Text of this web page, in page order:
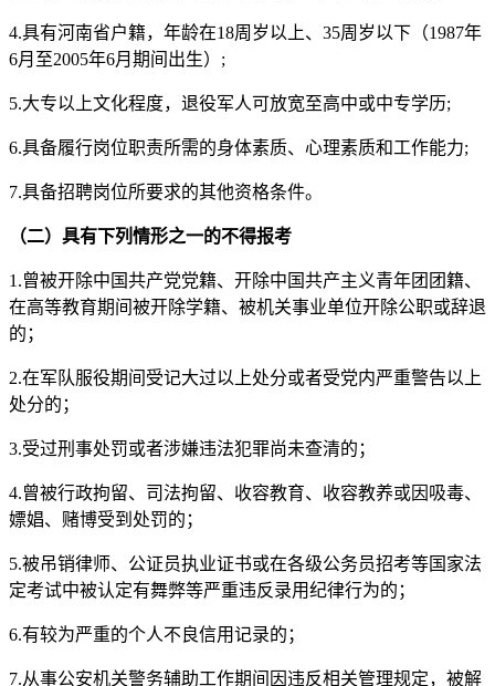
4.具有河南省户籍，年龄在18周岁以上、35周岁以下（1987年
6月至2005年6月期间出生）;
5.大专以上文化程度，退役军人可放宽至高中或中专学历;
6.具备履行岗位职责所需的身体素质、心理素质和工作能力;
7.具备招聘岗位所要求的其他资格条件。
（二）具有下列情形之一的不得报考
1.曾被开除中国共产党党籍、开除中国共产主义青年团团籍、
在高等教育期间被开除学籍、被机关事业单位开除公职或辞退
的；
2.在军队服役期间受记大过以上处分或者受党内严重警告以上
处分的；
3.受过刑事处罚或者涉嫌违法犯罪尚未查清的；
4.曾被行政拘留、司法拘留、收容教育、收容教养或因吸毒、
嫖娼、赌博受到处罚的；
5.被吊销律师、公证员执业证书或在各级公务员招考等国家法
定考试中被认定有舞弊等严重违反录用纪律行为的；
6.有较为严重的个人不良信用记录的；
7.从事公安机关警务辅助工作期间因违反相关管理规定，被解